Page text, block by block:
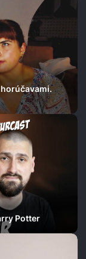
horúčavami.
Potter